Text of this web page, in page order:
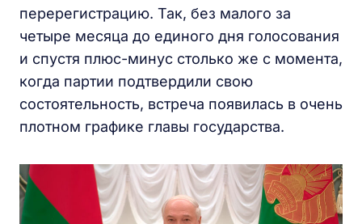
перерегистрацию. Так, без малого за
четыре месяца до единого дня голосования
и спустя плюс-минус столько же с момента,
когда партии подтвердили свою
состоятельность, встреча появилась в очень
плотном графике главы государства.